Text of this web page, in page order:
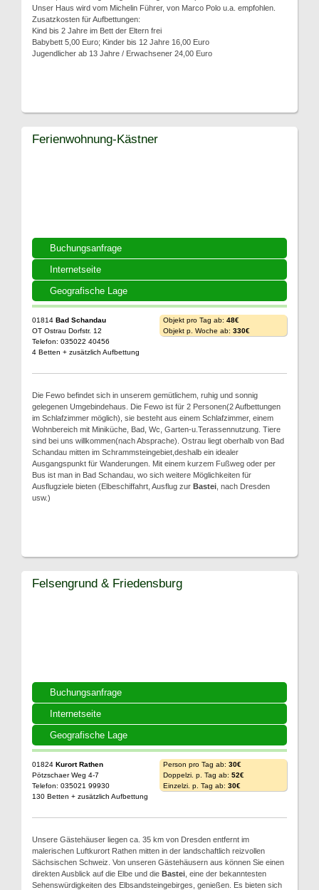
Unser Haus wird vom Michelin Führer, von Marco Polo u.a. empfohlen.
Zusatzkosten für Aufbettungen:
Kind bis 2 Jahre im Bett der Eltern frei
Babybett 5,00 Euro; Kinder bis 12 Jahre 16,00 Euro
Jugendlicher ab 13 Jahre / Erwachsener 24,00 Euro
Buchungsanfrage
Internetseite
Geografische Lage
Ferienwohnung-Kästner
01814 Bad Schandau
OT Ostrau Dorfstr. 12
Telefon: 035022 40456
4 Betten + zusätzlich Aufbettung
Objekt pro Tag ab: 48€
Objekt p. Woche ab: 330€
Die Fewo befindet sich in unserem gemütlichem, ruhig und sonnig
gelegenen Umgebindehaus. Die Fewo ist für 2 Personen(2 Aufbettungen
im Schlafzimmer möglich), sie besteht aus einem Schlafzimmer, einem
Wohnbereich mit Miniküche, Bad, Wc, Garten-u.Terassennutzung. Tiere
sind bei uns willkommen(nach Absprache). Ostrau liegt oberhalb von Bad
Schandau mitten im Schrammsteingebiet,deshalb ein idealer
Ausgangspunkt für Wanderungen. Mit einem kurzem Fußweg oder per
Bus ist man in Bad Schandau, wo sich weitere Möglichkeiten für
Ausflugziele bieten (Elbeschiffahrt, Ausflug zur Bastei , nach Dresden
usw.)
Buchungsanfrage
Internetseite
Geografische Lage
Felsengrund & Friedensburg
01824 Kurort Rathen
Pötzschaer Weg 4-7
Telefon: 035021 99930
130 Betten + zusätzlich Aufbettung
Person pro Tag ab: 30€
Doppelzi. p. Tag ab: 52€
Einzelzi. p. Tag ab: 30€
Unsere Gästehäuser liegen ca. 35 km von Dresden entfernt im
malerischen Luftkurort Rathen mitten in der landschaftlich reizvollen
Sächsischen Schweiz. Von unseren Gästehäusern aus können Sie einen
direkten Ausblick auf die Elbe und die Bastei , eine der bekanntesten
Sehenswürdigkeiten des Elbsandsteingebirges, genießen. Es bieten sich